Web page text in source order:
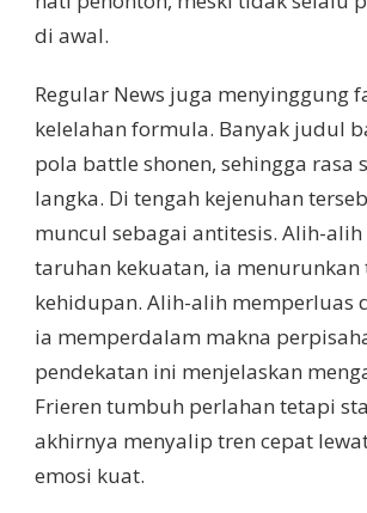
di awal.
Regular News juga menyinggung
kelelahan formula. Banyak judul
pola battle shonen, sehingga rasa
langka. Di tengah kejenuhan
muncul sebagai antitesis. Alih-
taruhan kekuatan, ia menurunkan
kehidupan. Alih-alih memperluas
ia memperdalam makna
pendekatan ini menjelaskan
Frieren tumbuh perlahan tetapi
akhirnya menyalip tren cepat
emosi kuat.